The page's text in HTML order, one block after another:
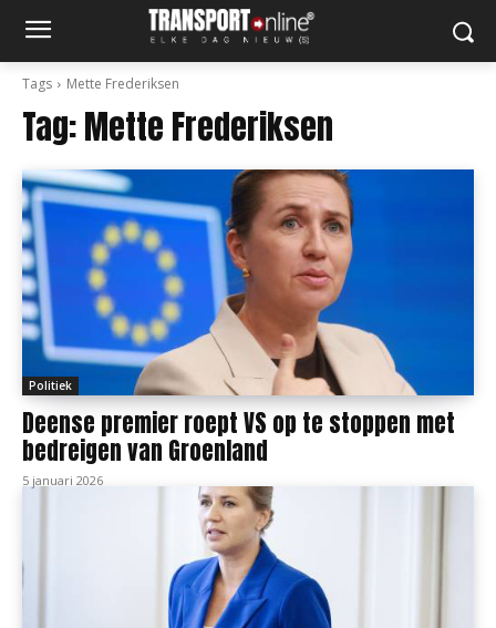
Tags Mette Frederiksen
Tag:Mette Frederiksen
Politiek
Deense premier roept VS op te stoppen met
bedreigen van Groenland
5 januari 2026